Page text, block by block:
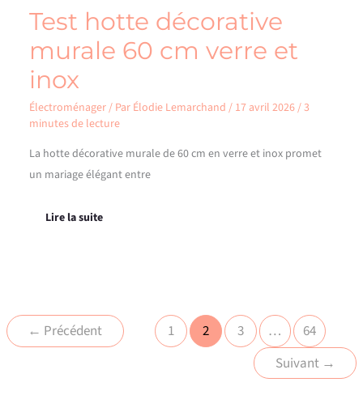
Test hotte décorative
murale 60 cm verre et
inox
Électroménager/ Par Élodie Lemarchand / 17 avril 2026/3
minutes de lecture
La hotte décorative murale de 60 cm en verre et inox promet
un mariage élégant entre
Lire la suite
← Précédent 1 2 3 …
64
Suivant →